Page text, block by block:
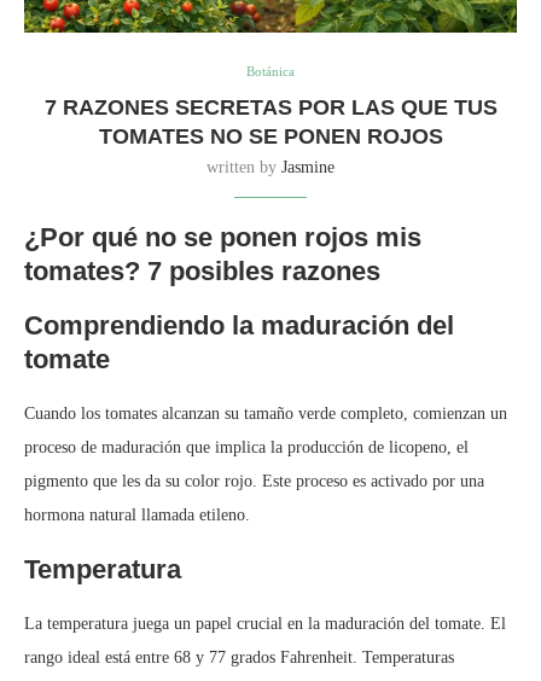
Botánica
7 RAZONES SECRETAS POR LAS QUE TUS
TOMATES NO SE PONEN ROJOS
written by Jasmine
¿Por qué no se ponen rojos mis
tomates? 7 posibles razones
Comprendiendo la maduración del
tomate
Cuando los tomates alcanzan su tamaño verde completo, comienzan un
proceso de maduración que implica la producción de licopeno, el
pigmento que les da su color rojo. Este proceso es activado por una
hormona natural llamada etileno.
Temperatura
La temperatura juega un papel crucial en la maduración del tomate. El
rango ideal está entre 68 y 77 grados Fahrenheit. Temperaturas